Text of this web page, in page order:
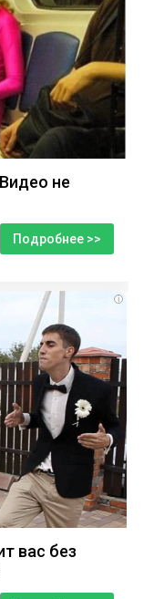
не
Подробнее >>
i
вас без